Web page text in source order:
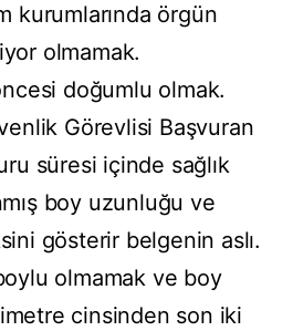
örgün
olmamak.
doğumlu olmak.
Görevlisi Başvuran
süresi içinde sağlık
boy uzunluğu ve
gösterir belgenin aslı.
olmamak ve boy
cinsinden son iki